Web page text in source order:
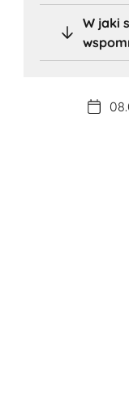
W jaki